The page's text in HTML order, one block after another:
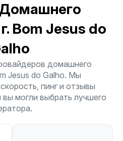
Bom Jesus do
домашнего
Jesus do Galho. Мы
пинг и отзывы
могли выбрать лучшего